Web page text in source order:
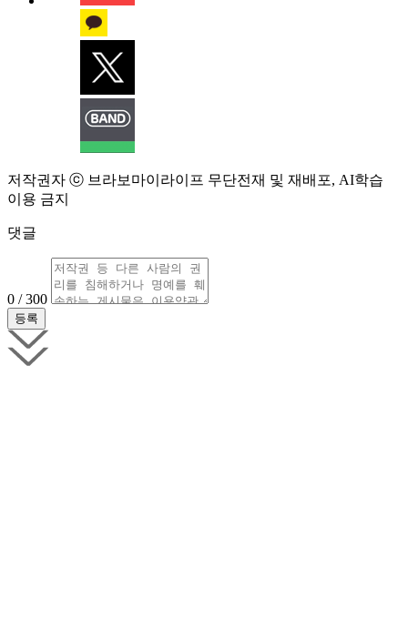
저작권자 ⓒ 브라보마이라이프 무단전재 및 재배포, AI학습
이용 금지
댓글
0 / 300